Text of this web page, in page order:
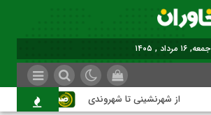
, ۱۴۰۵
از شهرنشینی تا شهروندی